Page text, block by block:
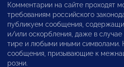
Комментарии на сайте проходят
требованиям российского
публикуем сообщения,
и/или оскорбления, даже в случае
тире и любыми иными символами.
сообщения, призывающие к
розни.